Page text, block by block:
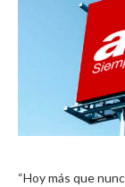
“Hoy más que